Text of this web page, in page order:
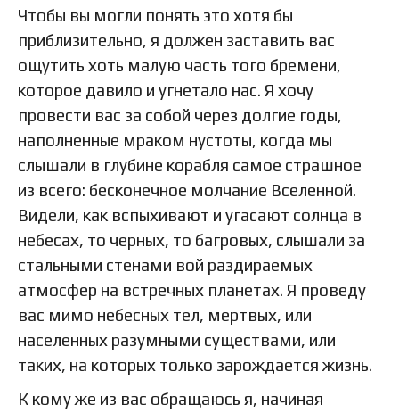
Чтобы вы могли понять это хотя бы
приблизительно, я должен заставить вас
ощутить хоть малую часть того бремени,
которое давило и угнетало нас. Я хочу
провести вас за собой через долгие годы,
наполненные мраком нустоты, когда мы
слышали в глубине корабля самое страшное
из всего: бесконечное молчание Вселенной.
Видели, как вспыхивают и угасают солнца в
небесах, то черных, то багровых, слышали за
стальными стенами вой раздираемых
атмосфер на встречных планетах. Я проведу
вас мимо небесных тел, мертвых, или
населенных разумными существами, или
таких, на которых только зарождается жизнь.
К кому же из вас обращаюсь я, начиная